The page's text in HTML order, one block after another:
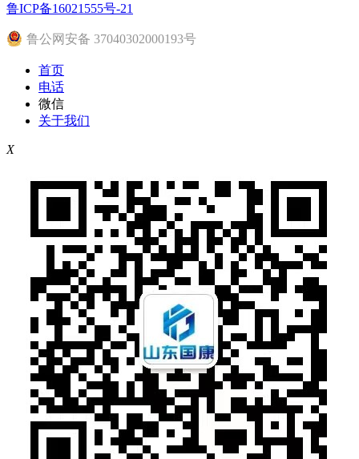
鲁ICP备16021555号-21
鲁公网安备 37040302000193号
首页
电话
微信
关于我们
X